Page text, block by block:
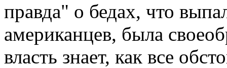
правда" о бедах, что
американцев, была
власть знает, как все